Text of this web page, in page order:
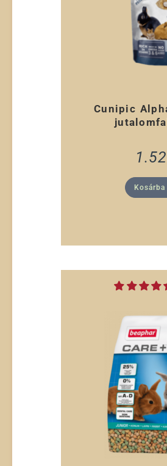
Cunipic